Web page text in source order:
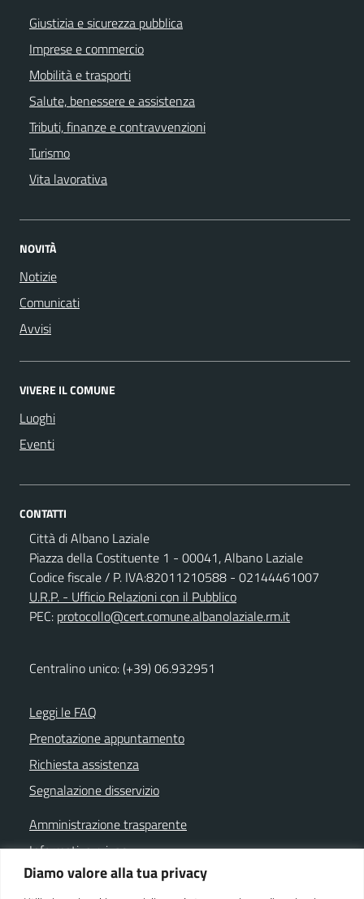
Diamo valore alla tua privacy
Giustizia e sicurezza pubblica
Imprese e commercio
Mobilità e trasporti
Salute, benessere e assistenza
Tributi, finanze e contravvenzioni
Turismo
Vita lavorativa
NOVITÀ
Notizie
Comunicati
Avvisi
VIVERE IL COMUNE
Luoghi
Eventi
CONTATTI
Città di Albano Laziale
Piazza della Costituente 1 - 00041, Albano Laziale
Codice fiscale / P. IVA:82011210588 - 02144461007
U.R.P. - Ufficio Relazioni con il Pubblico
PEC: protocollo@cert.comune.albanolaziale.rm.it
Centralino unico: (+39) 06.932951
Leggi le FAQ
Prenotazione appuntamento
Richiesta assistenza
Segnalazione disservizio
Amministrazione trasparente
Informativa privacy
Note legali